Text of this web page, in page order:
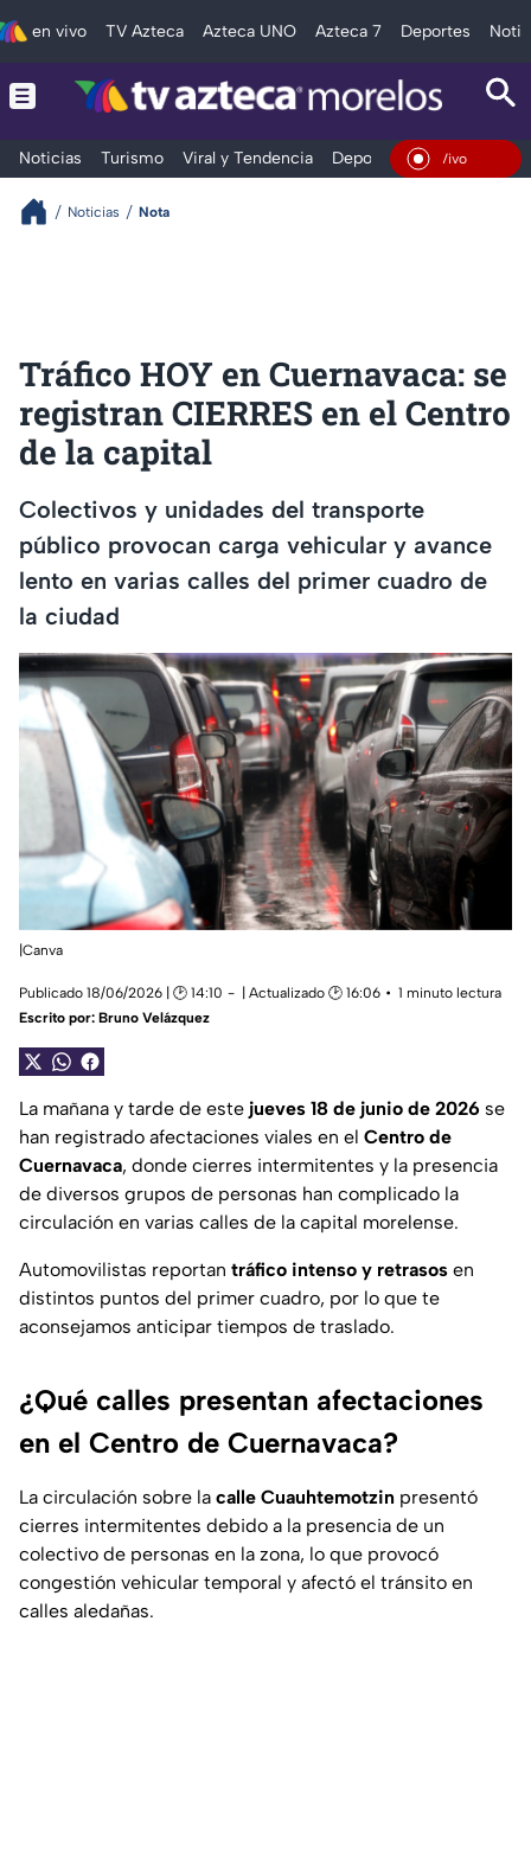
en vivo TV Azteca Azteca UNO Azteca 7 Deportes
Noticias Turismo Viral y Tendencia Deportes Espectáculos
En Vivo
Noticias Nota
Tráfico HOY en Cuernavaca: se
registran CIERRES en el Centro
de la capital
Colectivos y unidades del transporte
público provocan carga vehicular y avance
lento en varias calles del primer cuadro de
la ciudad
|Canva
Publicado 18/06/2026 | 🕑 14:10 | Actualizado 🕑 16:06
1 minuto lectura
Escrito por: Bruno Velázquez
La mañana y tarde de este jueves 18 de junio de 2026 se
han registrado afectaciones viales en el Centro de
Cuernavaca, donde cierres intermitentes y la presencia
de diversos grupos de personas han complicado la
circulación en varias calles de la capital morelense.
Automovilistas reportan tráfico intenso y retrasos en
distintos puntos del primer cuadro, por lo que te
aconsejamos anticipar tiempos de traslado.
¿Qué calles presentan afectaciones
en el Centro de Cuernavaca?
La circulación sobre la calle Cuauhtemotzin presentó
cierres intermitentes debido a la presencia de un
colectivo de personas en la zona, lo que provocó
congestión vehicular temporal y afectó el tránsito en
calles aledañas.